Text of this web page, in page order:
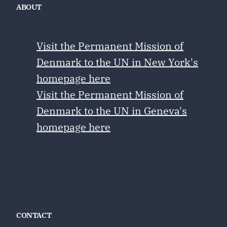
ABOUT
Visit the Permanent Mission of
Denmark to the UN in New York's
homepage here
Visit the Permanent Mission of
Denmark to the UN in Geneva's
homepage here
CONTACT